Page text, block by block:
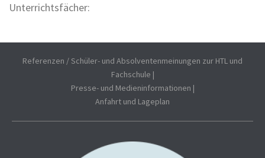
Unterrichtsfächer:
Referenzen / Schüler- und Absolventenmeinungen zur HTL und
Fachschule |
Presse- und Medieninformationen |
Anfahrt und Lageplan